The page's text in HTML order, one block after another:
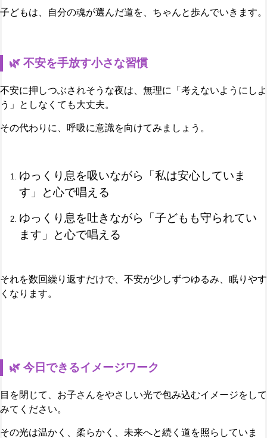
子どもは、自分の魂が選んだ道を、ちゃんと歩んでいきます。
🌿 不安を手放す小さな習慣
不安に押しつぶされそうな夜は、無理に「考えないようにしよ
う」としなくても大丈夫。
その代わりに、呼吸に意識を向けてみましょう。
ゆっくり息を吸いながら「私は安心していま
す」と心で唱える
ゆっくり息を吐きながら「子どもも守られてい
ます」と心で唱える
それを数回繰り返すだけで、不安が少しずつゆるみ、眠りやす
くなります。
🌿 今日できるイメージワーク
目を閉じて、お子さんをやさしい光で包み込むイメージをして
みてください。
その光は温かく、柔らかく、未来へと続く道を照らしていま